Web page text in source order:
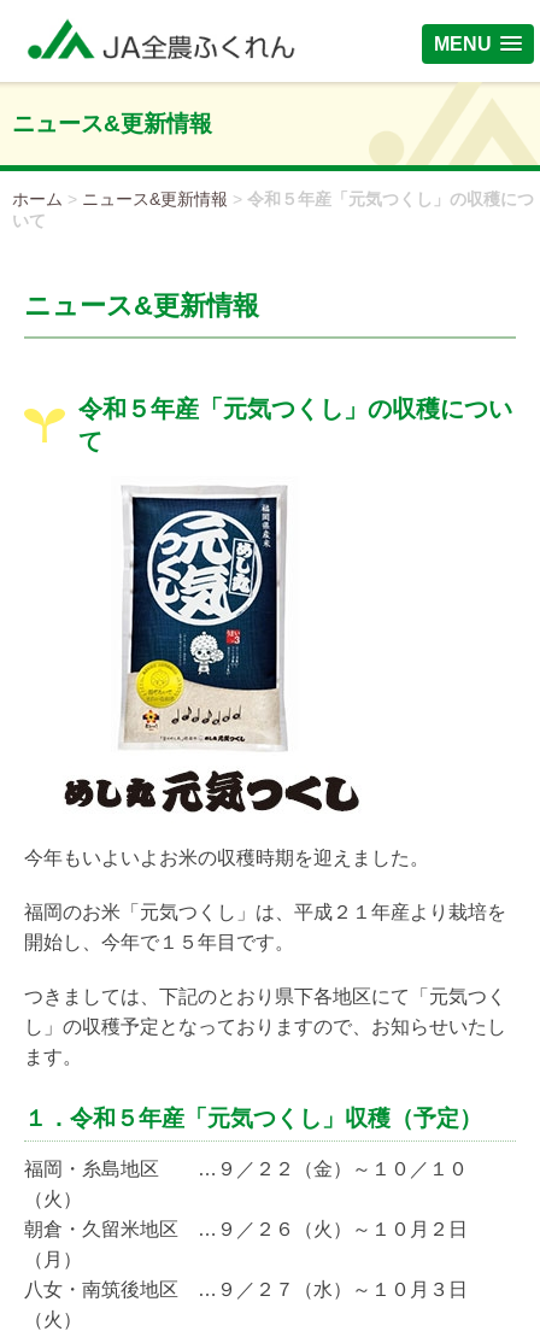
MENU
ニュース&更新情報
ホーム > ニュース&更新情報 > 令和５年産「元気つくし」の収穫につ
いて
ニュース&更新情報
令和５年産「元気つくし」の収穫につい
て
今年もいよいよお米の収穫時期を迎えました。
福岡のお米「元気つくし」は、平成２１年産より栽培を
開始し、今年で１５年目です。
つきましては、下記のとおり県下各地区にて「元気つく
し」の収穫予定となっておりますので、お知らせいたし
ます。
１．令和５年産「元気つくし」収穫（予定）
福岡・糸島地区 …９／２２（金）～１０／１０
（火）
朝倉・久留米地区 …９／２６（火）～１０月２日
（月）
八女・南筑後地区 …９／２７（水）～１０月３日
（火）